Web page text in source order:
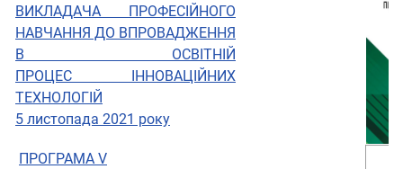
ВИКЛАДАЧА ПРОФЕСІЙНОГО
НАВЧАННЯ ДО ВПРОВАДЖЕННЯ
В ОСВІТНІЙ
ПРОЦЕС ІННОВАЦІЙНИХ
ТЕХНОЛОГІЙ
5 листопада 2021 року
ПРОГРАМА V